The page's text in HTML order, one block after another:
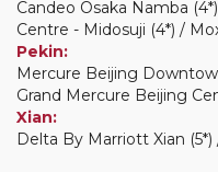
Candeo Osaka Namba
Centre - Midosuji (4*) /
Pekin:
Mercure Beijing
Grand Mercure Beijing
Xian:
Delta By Marriott Xian